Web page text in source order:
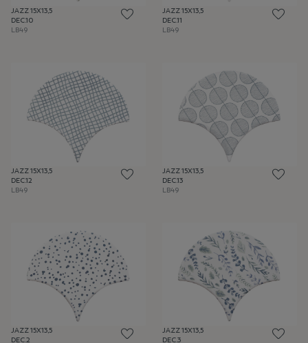
JAZZ 15X13,5
DEC.10
LB49
JAZZ 15X13,5
DEC.11
LB49
JAZZ 15X13,5
DEC.12
LB49
JAZZ 15X13,5
DEC.13
LB49
JAZZ 15X13,5
DEC.2
JAZZ 15X13,5
DEC.3